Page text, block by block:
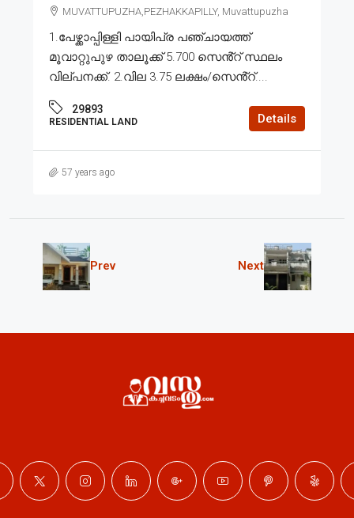
MUVATTUPUZHA,PEZHAKKAPILLY, Muvattupuzha
1.പേഴ്ക്കാപ്പിള്ളി പായിപ്ര പഞ്ചായത്ത്
മൂവാറ്റുപുഴ താലൂക്ക് 5.700 സെൻ്റ് സ്ഥലം
വില്പനക്ക്. 2.വില 3.75 ലക്ഷം/സെൻ്റ്....
29893
RESIDENTIAL LAND Details
57 years ago
Prev Next